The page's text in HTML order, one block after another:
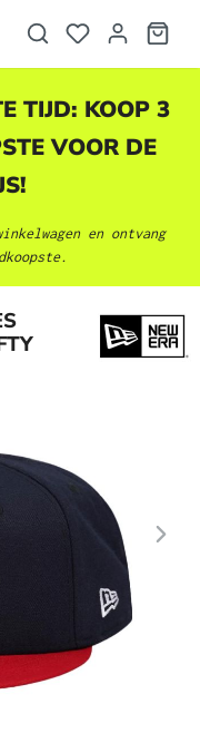
TIJD: KOOP 3
VOOR DE
en ontvang